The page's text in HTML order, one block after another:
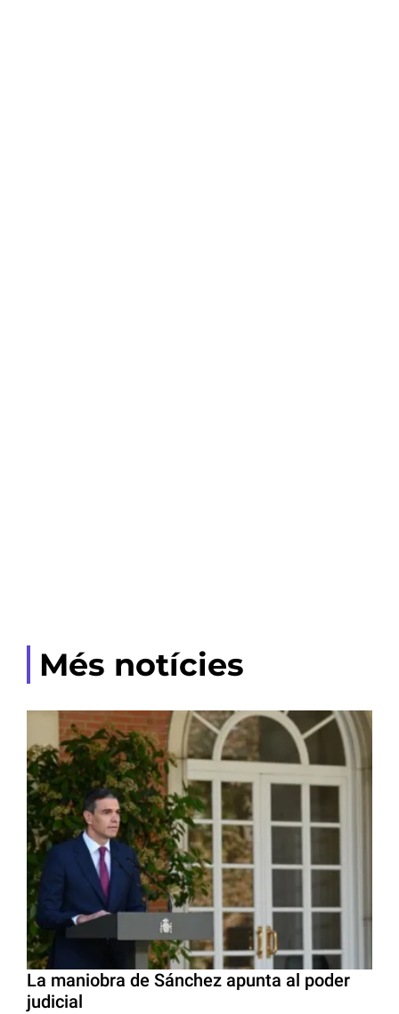
Més notícies
La maniobra de Sánchez apunta al poder
judicial